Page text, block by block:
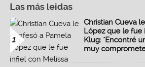
Las más leidas
1
Christian Cueva
López que le fue
Klug: "Encontré
muy